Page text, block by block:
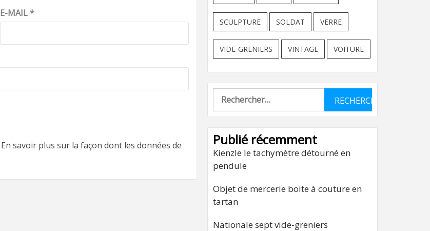
E-MAIL*
En savoir plus sur la façon dont les données de
SCULPTURE SOLDAT VERRE
VIDE-GRENIERS VINTAGE VOITURE
Rechercher :
Publié récemment
Kienzle le tachymètre détourné en
pendule
Objet de mercerie boite à couture en
tartan
Nationale sept vide-greniers